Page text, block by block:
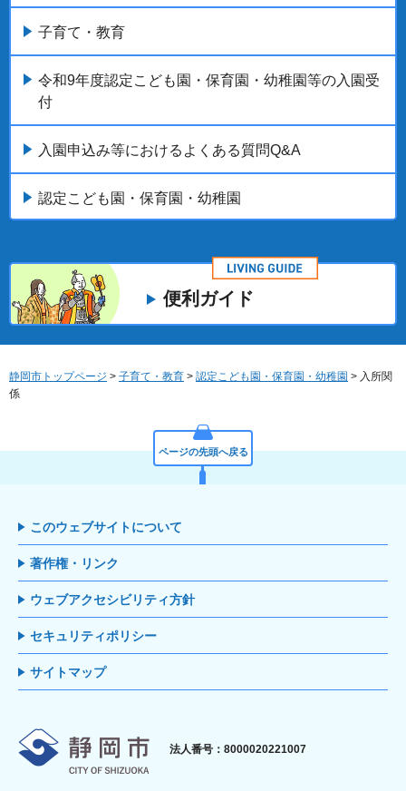
子育て・教育
令和9年度認定こども園・保育園・幼稚園等の入園受
付
入園申込み等におけるよくある質問Q&A
認定こども園・保育園・幼稚園
便利ガイド
静岡市トップページ > 子育て・教育 > 認定こども園・保育園・幼稚園 > 入所関
係
ページの先頭へ戻る
このウェブサイトについて
著作権・リンク
ウェブアクセシビリティ方針
セキュリティポリシー
サイトマップ
静岡市
法人番号：8000020221007